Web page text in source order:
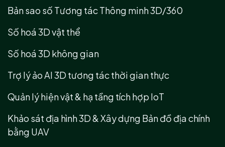
Bản sao số Tương tác Thông minh 3D/360
Số hoá 3D vật thể
Số hoá 3D không gian
Trợ lý ảo AI 3D tương tác thời gian thực
Quản lý hiện vật & hạ tầng tích hợp IoT
Khảo sát địa hình 3D & Xây dựng Bản đồ địa chính
bằng UAV